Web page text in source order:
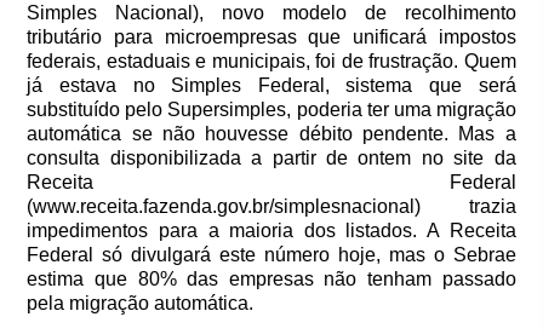
Simples Nacional), novo modelo de recolhimento
tributário para microempresas que unificará impostos
federais, estaduais e municipais, foi de frustração. Quem
já estava no Simples Federal, sistema que será
substituído pelo Supersimples, poderia ter uma migração
automática se não houvesse débito pendente. Mas a
consulta disponibilizada a partir de ontem no site da
Receita Federal
(www.receita.fazenda.gov.br/simplesnacional) trazia
impedimentos para a maioria dos listados. A Receita
Federal só divulgará este número hoje, mas o Sebrae
estima que 80% das empresas não tenham passado
pela migração automática.